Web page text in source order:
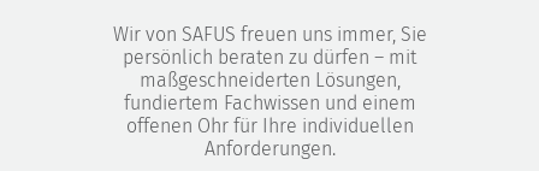
Wir von SAFUS freuen uns immer, Sie
persönlich beraten zu dürfen – mit
maßgeschneiderten Lösungen,
fundiertem Fachwissen und einem
offenen Ohr für Ihre individuellen
Anforderungen.